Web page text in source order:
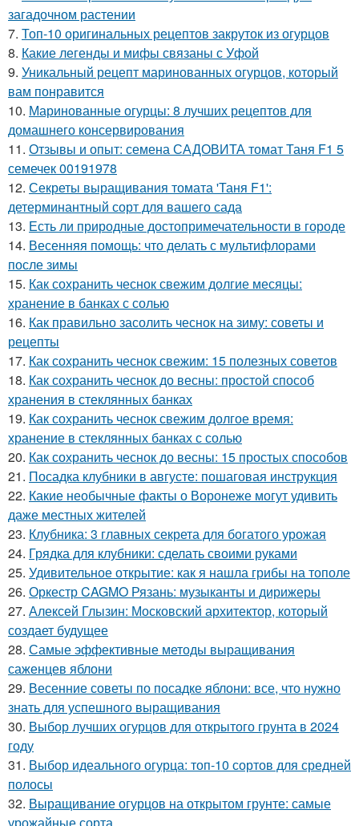
загадочном растении
7. Топ-10 оригинальных рецептов закруток из огурцов
8. Какие легенды и мифы связаны с Уфой
9. Уникальный рецепт маринованных огурцов, который
вам понравится
10. Маринованные огурцы: 8 лучших рецептов для
домашнего консервирования
11. Отзывы и опыт: семена САДОВИТА томат Таня F1 5
семечек 00191978
12. Секреты выращивания томата 'Таня F1':
детерминантный сорт для вашего сада
13. Есть ли природные достопримечательности в городе
14. Весенняя помощь: что делать с мультифлорами
после зимы
15. Как сохранить чеснок свежим долгие месяцы:
хранение в банках с солью
16. Как правильно засолить чеснок на зиму: советы и
рецепты
17. Как сохранить чеснок свежим: 15 полезных советов
18. Как сохранить чеснок до весны: простой способ
хранения в стеклянных банках
19. Как сохранить чеснок свежим долгое время:
хранение в стеклянных банках с солью
20. Как сохранить чеснок до весны: 15 простых способов
21. Посадка клубники в августе: пошаговая инструкция
22. Какие необычные факты о Воронеже могут удивить
даже местных жителей
23. Клубника: 3 главных секрета для богатого урожая
24. Грядка для клубники: сделать своими руками
25. Удивительное открытие: как я нашла грибы на тополе
26. Оркестр CAGMO Рязань: музыканты и дирижеры
27. Алексей Глызин: Московский архитектор, который
создает будущее
28. Самые эффективные методы выращивания
саженцев яблони
29. Весенние советы по посадке яблони: все, что нужно
знать для успешного выращивания
30. Выбор лучших огурцов для открытого грунта в 2024
году
31. Выбор идеального огурца: топ-10 сортов для средней
полосы
32. Выращивание огурцов на открытом грунте: самые
урожайные сорта